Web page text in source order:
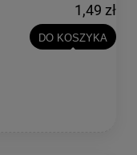
1,49 zł
DO KOSZYKA